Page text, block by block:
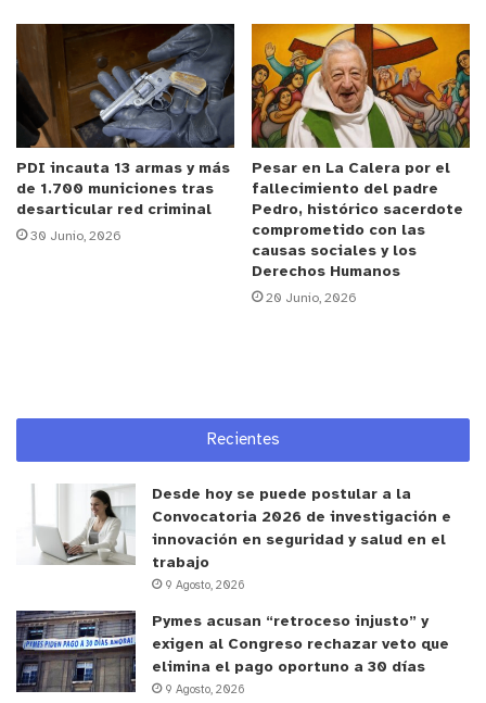
fortalecimiento de las capacidades locales y el
apoyo a las pequeñas y medianas empresas. Por lo
mismo, se mostró llano a traspasar recursos
regionales al Comité Desarrollo Productivo
Regional de Valparaíso para ejecutar y apoyar en
forma directa el desarrollo y fomento de la Región
a través de los programas ejecutados por Corfo.
proyectos e iniciativas con impacto directo en el
desarrollo económico regional y en ese sentido
señaló que “tenemos una región con enormes
oportunidades de crecimiento, talento
emprendedor y sectores productivos con gran
potencial. Nuestro desafío es articular esfuerzos
para que esas capacidades se traduzcan en más
inversión, más innovación y más empleo para los
habitantes de Valparaíso y obviamente para ello, el
trabajo colaborativo con el Gobierno Regional es
PDI incauta 13 armas y más
de 1.700 municiones tras
desarticular red criminal
30 Junio, 2026
Pesar en La Calera por el
fallecimiento del padre
Pedro, histórico sacerdote
comprometido con las
causas sociales y los
Derechos Humanos
20 Junio, 2026
Recientes
Desde hoy se puede postular a la
Convocatoria 2026 de investigación e
innovación en seguridad y salud en el
trabajo
9 Agosto, 2026
Pymes acusan “retroceso injusto” y
exigen al Congreso rechazar veto que
elimina el pago oportuno a 30 días
9 Agosto, 2026